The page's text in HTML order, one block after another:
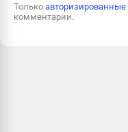
Только авторизированные
комментарии.